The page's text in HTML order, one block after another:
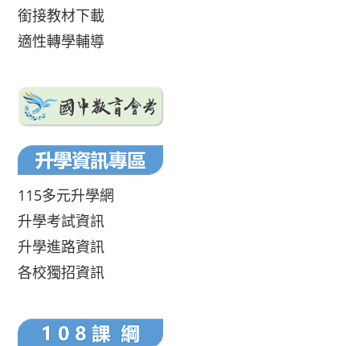
銜接教材下載
適性轉學輔導
115多元升學網
升學考試資訊
升學進路資訊
各校獨招資訊